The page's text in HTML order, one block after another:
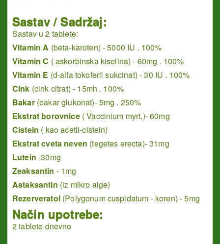
Sastav / Sadržaj:
Sastav u 2 tablete:
Vitamin A (beta-karoten) - 5000 IU . 100%
Vitamin C ( askorbinska kiselina) - 60mg . 100%
Vitamin E (d-alfa tokoferil sukcinat) - 30 IU . 100%
Cink (cink citrat) - 15mh . 100%
Bakar(bakar glukonat)- 5mg . 250%
Ekstrat borovnice( Vaccinium myrt.)- 60mg
Cistein ( kao acetil-cistein)
Ekstrat cveta neven (tegetes erecta)- 31mg
Lutein -30mg
Zeaksantin - 1mg
Astaksantin (iz mikro alge)
Rezerveratol(Polygonum cuspidatum - koren) - 5mg
Način upotrebe:
2 tablete dnevno